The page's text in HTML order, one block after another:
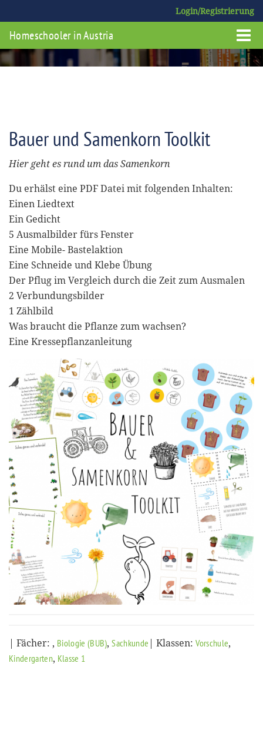
Login/Registrierung
Homeschooler in Austria
Bauer und Samenkorn Toolkit
Hier geht es rund um das Samenkorn
Du erhälst eine PDF Datei mit folgenden Inhalten:
Einen Liedtext
Ein Gedicht
5 Ausmalbilder fürs Fenster
Eine Mobile- Bastelaktion
Eine Schneide und Klebe Übung
Der Pflug im Vergleich durch die Zeit zum Ausmalen
2 Verbundungsbilder
1 Zählbild
Was braucht die Pflanze zum wachsen?
Eine Kressepflanzanleitung
| Fächer: , Biologie (BUB),Sachkunde | Klassen:Vorschule,
Kindergarten, Klasse 1